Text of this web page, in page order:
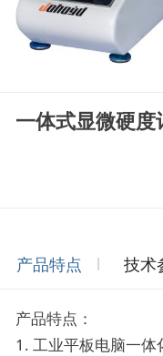
一体式显微硬度
产品特点 技术
产品特点：
1. 工业平板电脑一体